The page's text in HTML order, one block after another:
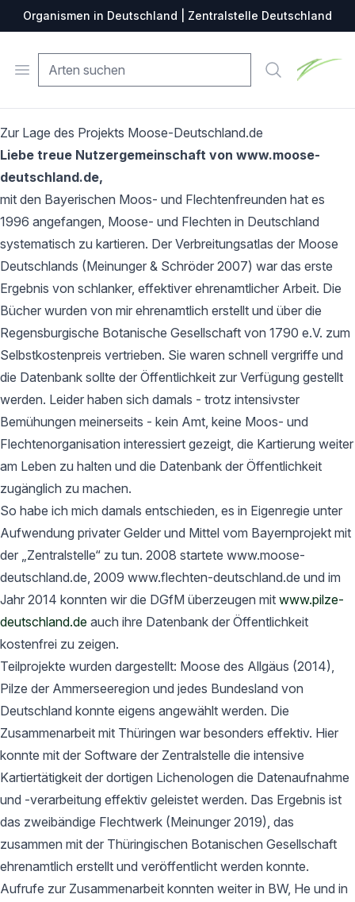
Organismen in Deutschland | Zentralstelle Deutschland
Open menu Suche
Zur Lage des Projekts Moose-Deutschland.de
Liebe treue Nutzergemeinschaft von www.moose-
deutschland.de,
mit den Bayerischen Moos- und Flechtenfreunden hat es
1996 angefangen, Moose- und Flechten in Deutschland
systematisch zu kartieren. Der Verbreitungsatlas der Moose
Deutschlands (Meinunger & Schröder 2007) war das erste
Ergebnis von schlanker, effektiver ehrenamtlicher Arbeit. Die
Bücher wurden von mir ehrenamtlich erstellt und über die
Regensburgische Botanische Gesellschaft von 1790 e.V. zum
Selbstkostenpreis vertrieben. Sie waren schnell vergriffe und
die Datenbank sollte der Öffentlichkeit zur Verfügung gestellt
werden. Leider haben sich damals - trotz intensivster
Bemühungen meinerseits - kein Amt, keine Moos- und
Flechtenorganisation interessiert gezeigt, die Kartierung weiter
am Leben zu halten und die Datenbank der Öffentlichkeit
zugänglich zu machen.
So habe ich mich damals entschieden, es in Eigenregie unter
Aufwendung privater Gelder und Mittel vom Bayernprojekt mit
der „Zentralstelle“ zu tun. 2008 startete www.moose-
deutschland.de, 2009 www.flechten-deutschland.de und im
Jahr 2014 konnten wir die DGfM überzeugen mit www.pilze-
deutschland.de auch ihre Datenbank der Öffentlichkeit
kostenfrei zu zeigen.
Teilprojekte wurden dargestellt: Moose des Allgäus (2014),
Pilze der Ammerseeregion und jedes Bundesland von
Deutschland konnte eigens angewählt werden. Die
Zusammenarbeit mit Thüringen war besonders effektiv. Hier
konnte mit der Software der Zentralstelle die intensive
Kartiertätigkeit der dortigen Lichenologen die Datenaufnahme
und -verarbeitung effektiv geleistet werden. Das Ergebnis ist
das zweibändige Flechtwerk (Meinunger 2019), das
zusammen mit der Thüringischen Botanischen Gesellschaft
ehrenamtlich erstellt und veröffentlicht werden konnte.
Aufrufe zur Zusammenarbeit konnten weiter in BW, He und in